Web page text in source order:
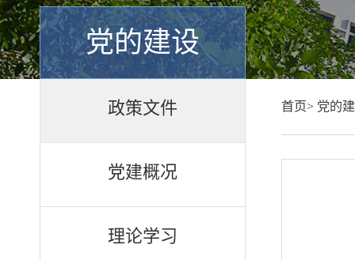
党的建设
政策文件
党建概况
理论学习
首页> 党的